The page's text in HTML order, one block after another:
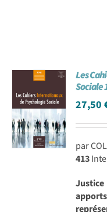
Les
Sociale
27,50
par
413